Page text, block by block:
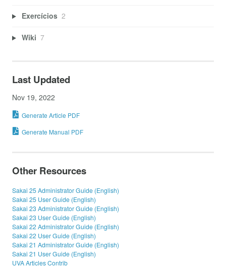
Exercícios 2
Wiki 7
Last Updated
Nov 19, 2022
Generate Article PDF
Generate Manual PDF
Other Resources
Sakai 25 Administrator Guide (English)
Sakai 25 User Guide (English)
Sakai 23 Administrator Guide (English)
Sakai 23 User Guide (English)
Sakai 22 Administrator Guide (English)
Sakai 22 User Guide (English)
Sakai 21 Administrator Guide (English)
Sakai 21 User Guide (English)
UVA Articles Contrib